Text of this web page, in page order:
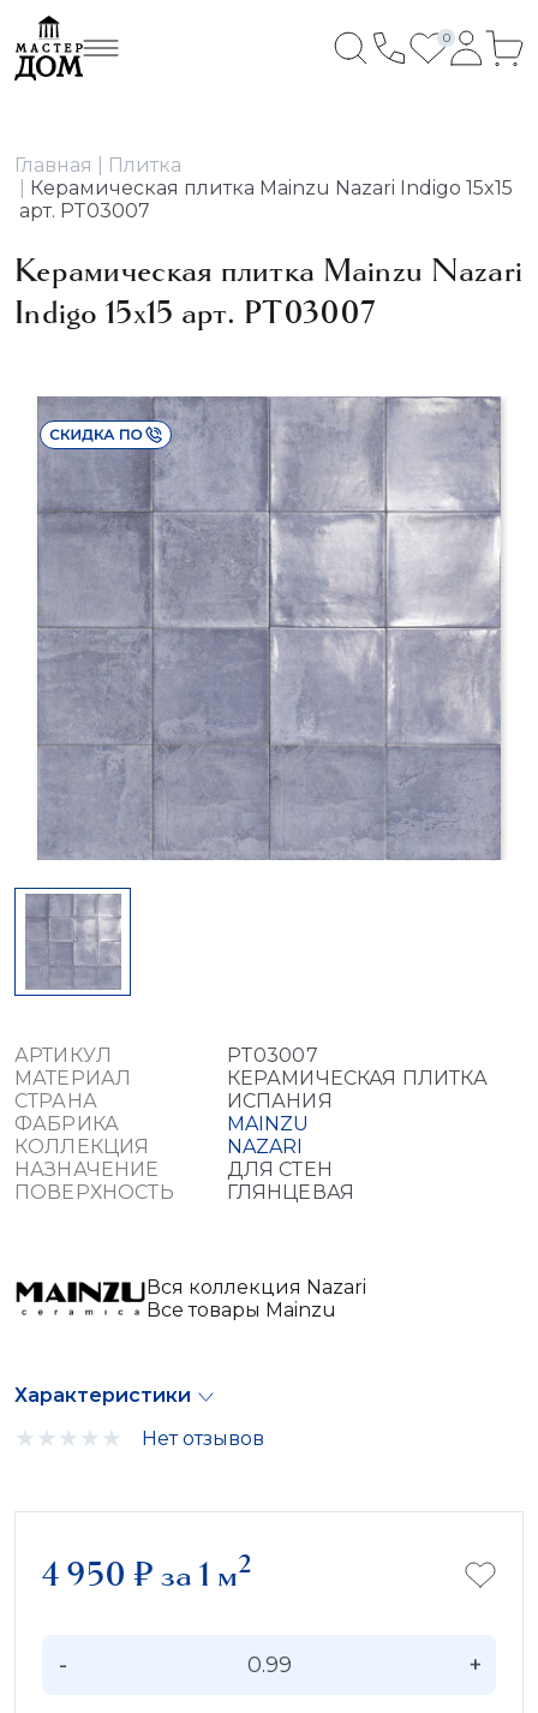
0
Главная
Плитка
Керамическая плитка Mainzu Nazari Indigo 15x15
арт. PT03007
Керамическая плитка Mainzu Nazari
Indigo 15x15 арт. PT03007
АРТИКУЛ
PT03007
МАТЕРИАЛ
КЕРАМИЧЕСКАЯ ПЛИТКА
СТРАНА
ИСПАНИЯ
ФАБРИКА
MAINZU
КОЛЛЕКЦИЯ
NAZARI
НАЗНАЧЕНИЕ
ДЛЯ СТЕН
ПОВЕРХНОСТЬ
ГЛЯНЦЕВАЯ
Вся коллекция Nazari
Все товары Mainzu
Характеристики
Нет отзывов
4 950 ₽за 1 м2
- +